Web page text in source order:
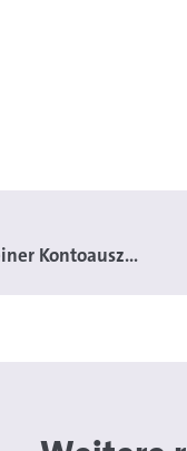
Kontoausz...